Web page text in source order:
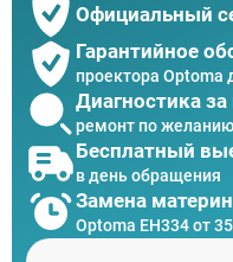
Официальный
Гарантийное
проектора Optoma
Диагностика
ремонт по желанию
Бесплатный
в день обращения
Замена
Optoma EH334 от